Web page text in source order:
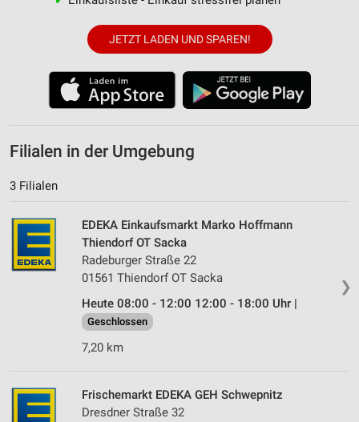
JETZT LADEN UND SPAREN!
Filialen in der Umgebung
3 Filialen
❯
EDEKA Einkaufsmarkt Marko Hoffmann
Thiendorf OT Sacka
Radeburger Straße 22
01561 Thiendorf OT Sacka
Heute 08:00 - 12:00 12:00 - 18:00 Uhr |
Geschlossen
7,20 km
Frischemarkt EDEKA GEH Schwepnitz
Dresdner Straße 32